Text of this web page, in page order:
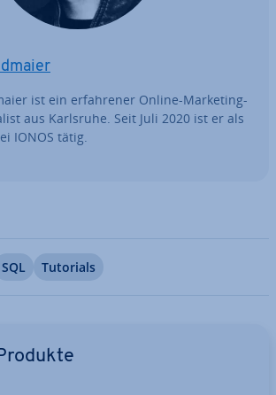
ist ein er­fah­re­ner Online-Marketing-
aus Karlsruhe. Seit Juli 2020 ist er als
IONOS tätig.
SQL Tutorials